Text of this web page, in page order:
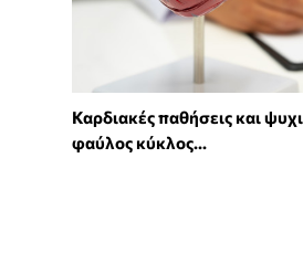
Καρδιακές παθήσεις και
φαύλος κύκλος...